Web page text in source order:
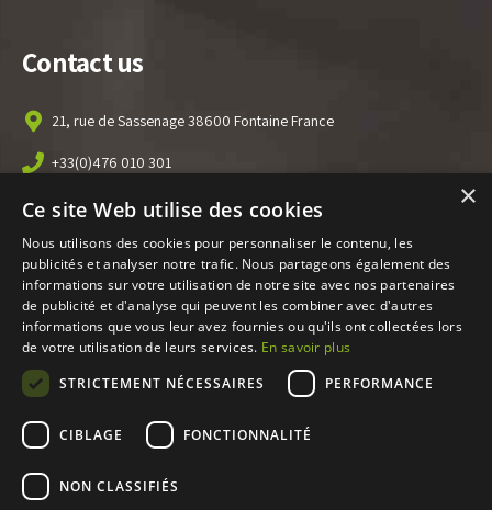
Contact us
21, rue de Sassenage 38600 Fontaine France
+33(0)476 010 301
info@ecofitec.com
News
Follow all our ECOFITEC news onour Linkedin page
Discover
×
Ce site Web utilise des cookies
Nous utilisons des cookies pour personnaliser le contenu, les
publicités et analyser notre trafic. Nous partageons également des
informations sur votre utilisation de notre site avec nos partenaires
de publicité et d'analyse qui peuvent les combiner avec d'autres
informations que vous leur avez fournies ou qu'ils ont collectées lors
de votre utilisation de leurs services. En savoir plus
STRICTEMENT NÉCESSAIRES
PERFORMANCE
CIBLAGE FONCTIONNALITÉ
NON CLASSIFIÉS